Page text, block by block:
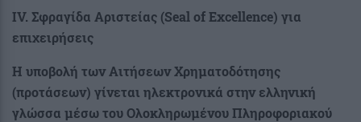
IV. Σφραγίδα Αριστείας (Seal of Excellence) για
επιχειρήσεις
Η υποβολή των Αιτήσεων Χρηματοδότησης
(προτάσεων) γίνεται ηλεκτρονικά στην ελληνική
γλώσσα μέσω του Ολοκληρωμένου Πληροφοριακού